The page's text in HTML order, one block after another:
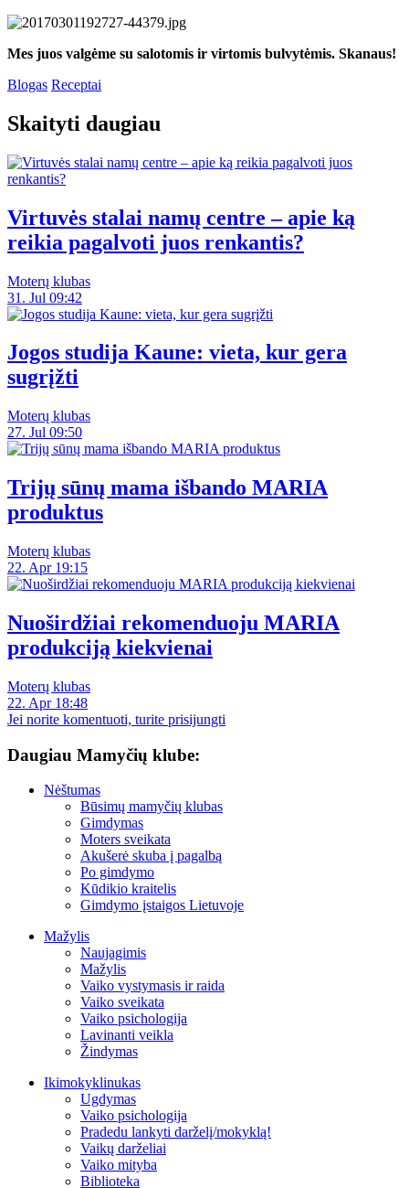
Mes juos valgėme su salotomis ir virtomis bulvytėmis. Skanaus!
Blogas Receptai
Skaityti daugiau
Virtuvės stalai namų centre – apie ką
reikia pagalvoti juos renkantis?
Moterų klubas
31. Jul 09:42
Jogos studija Kaune: vieta, kur gera
sugrįžti
Moterų klubas
27. Jul 09:50
Trijų sūnų mama išbando MARIA
produktus
Moterų klubas
22. Apr 19:15
Nuoširdžiai rekomenduoju MARIA
produkciją kiekvienai
Moterų klubas
22. Apr 18:48
Jei norite komentuoti, turite prisijungti
Daugiau Mamyčių klube:
Nėštumas
Būsimų mamyčių klubas
Gimdymas
Moters sveikata
Akušerė skuba į pagalbą
Po gimdymo
Kūdikio kraitelis
Gimdymo įstaigos Lietuvoje
Mažylis
Naujagimis
Mažylis
Vaiko vystymasis ir raida
Vaiko sveikata
Vaiko psichologija
Lavinanti veikla
Žindymas
Ikimokyklinukas
Ugdymas
Vaiko psichologija
Pradedu lankyti darželį/mokyklą!
Vaikų darželiai
Vaiko mityba
Biblioteka